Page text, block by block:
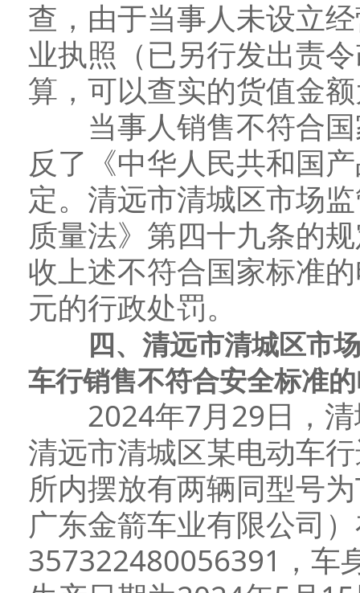
查，由于当事人未设立
业执照（已另行发出责
算，可以查实的货值金
当事人销售不符合国
反了《中华人民共和国
定。清远市清城区市场
质量法》第四十九条的
收上述不符合国家标准
元的行政处罚。
四、清远市清城区市
车行销售不符合安全标准
2024年7月29日，清
清远市清城区某电动车
所内摆放有两辆同型号
广东金箭车业有限公司
357322480056391，车